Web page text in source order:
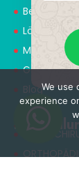
Medical
BlogWe use
experience